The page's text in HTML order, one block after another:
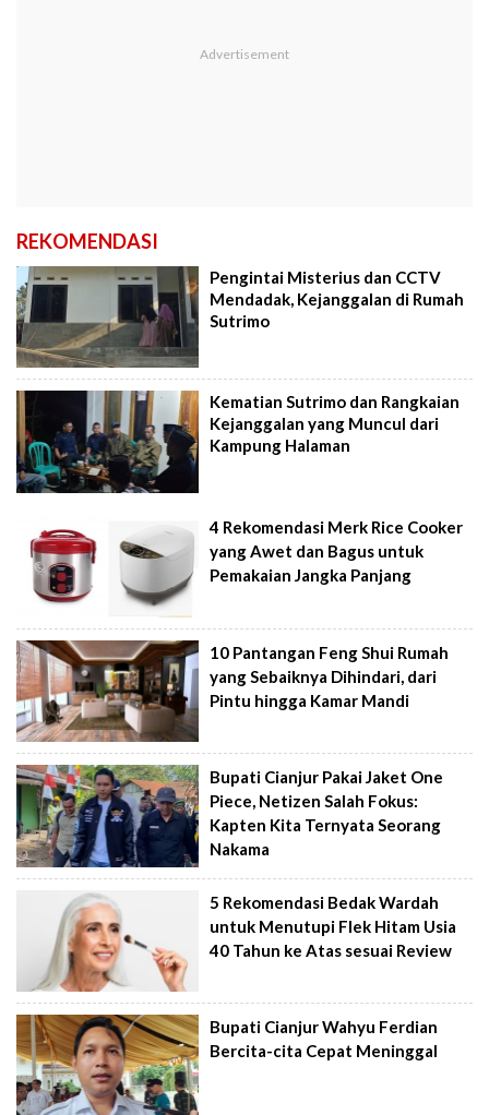
REKOMENDASI
Pengintai Misterius dan CCTV
Mendadak, Kejanggalan di Rumah
Sutrimo
Kematian Sutrimo dan Rangkaian
Kejanggalan yang Muncul dari
Kampung Halaman
4 Rekomendasi Merk Rice Cooker
yang Awet dan Bagus untuk
Pemakaian Jangka Panjang
10 Pantangan Feng Shui Rumah
yang Sebaiknya Dihindari, dari
Pintu hingga Kamar Mandi
Bupati Cianjur Pakai Jaket One
Piece, Netizen Salah Fokus:
Kapten Kita Ternyata Seorang
Nakama
5 Rekomendasi Bedak Wardah
untuk Menutupi Flek Hitam Usia
40 Tahun ke Atas sesuai Review
Bupati Cianjur Wahyu Ferdian
Bercita-cita Cepat Meninggal